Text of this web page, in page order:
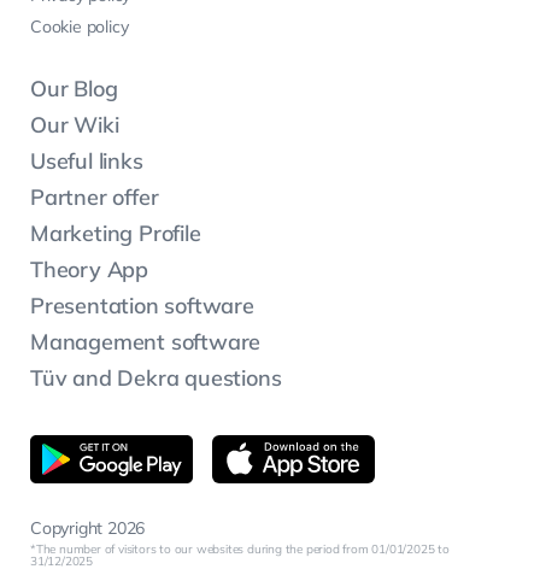
Copyright 2026
The number of visitors to our websites during the period from 01/01/2025 to
31/12/2025
Cookie policy
Our Blog
Our Wiki
Useful links
Partner offer
Marketing Profile
Theory App
Presentation software
Management software
Tüv and Dekra questions